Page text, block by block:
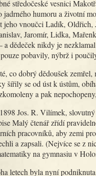
jadrného humoru a životní
jeho vnoučci Ladík, Oldřich,
Jaromír, Lidka,
dědeček nikdy je
pobavily, nýbrž i
šířily se od úst k ústům,
a pak
Malý čtenář zřídí
pracovníků, aby zemi
a zapsali. (Nejvíce se z
na gymnasiu v